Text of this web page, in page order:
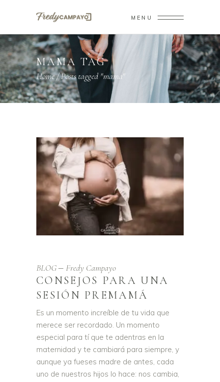
MENU
MAMA TAG
Home/Posts tagged "mama"
BLOG Fredy Campayo
CONSEJOS PARA UNA
SESIÓN PREMAMÁ
Es un momento increíble de tu vida que
merece ser recordado. Un momento
especial para tí que te adentras en la
maternidad y te cambiará para siempre, y
aunque ya fueses madre de antes, cada
uno de nuestros hijos lo hace: nos cambia,